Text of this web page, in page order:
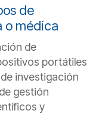
de
o médica
de
portátiles
investigación
gestión
y